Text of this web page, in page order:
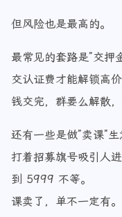
但风险也是最高的。
最常见的套路是”交押
交认证费才能解锁高价
钱交完，群要么解散
还有一些是做”卖课”生
打着招募旗号吸引人
到 5999 不等。
课卖了，单不一定有。